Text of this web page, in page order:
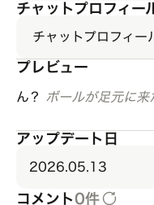
チャットプロフィー
チャットプロフィー
プレビュー
ん？ ボールが足元に来
アップデート日
2026.05.13
コメント0件